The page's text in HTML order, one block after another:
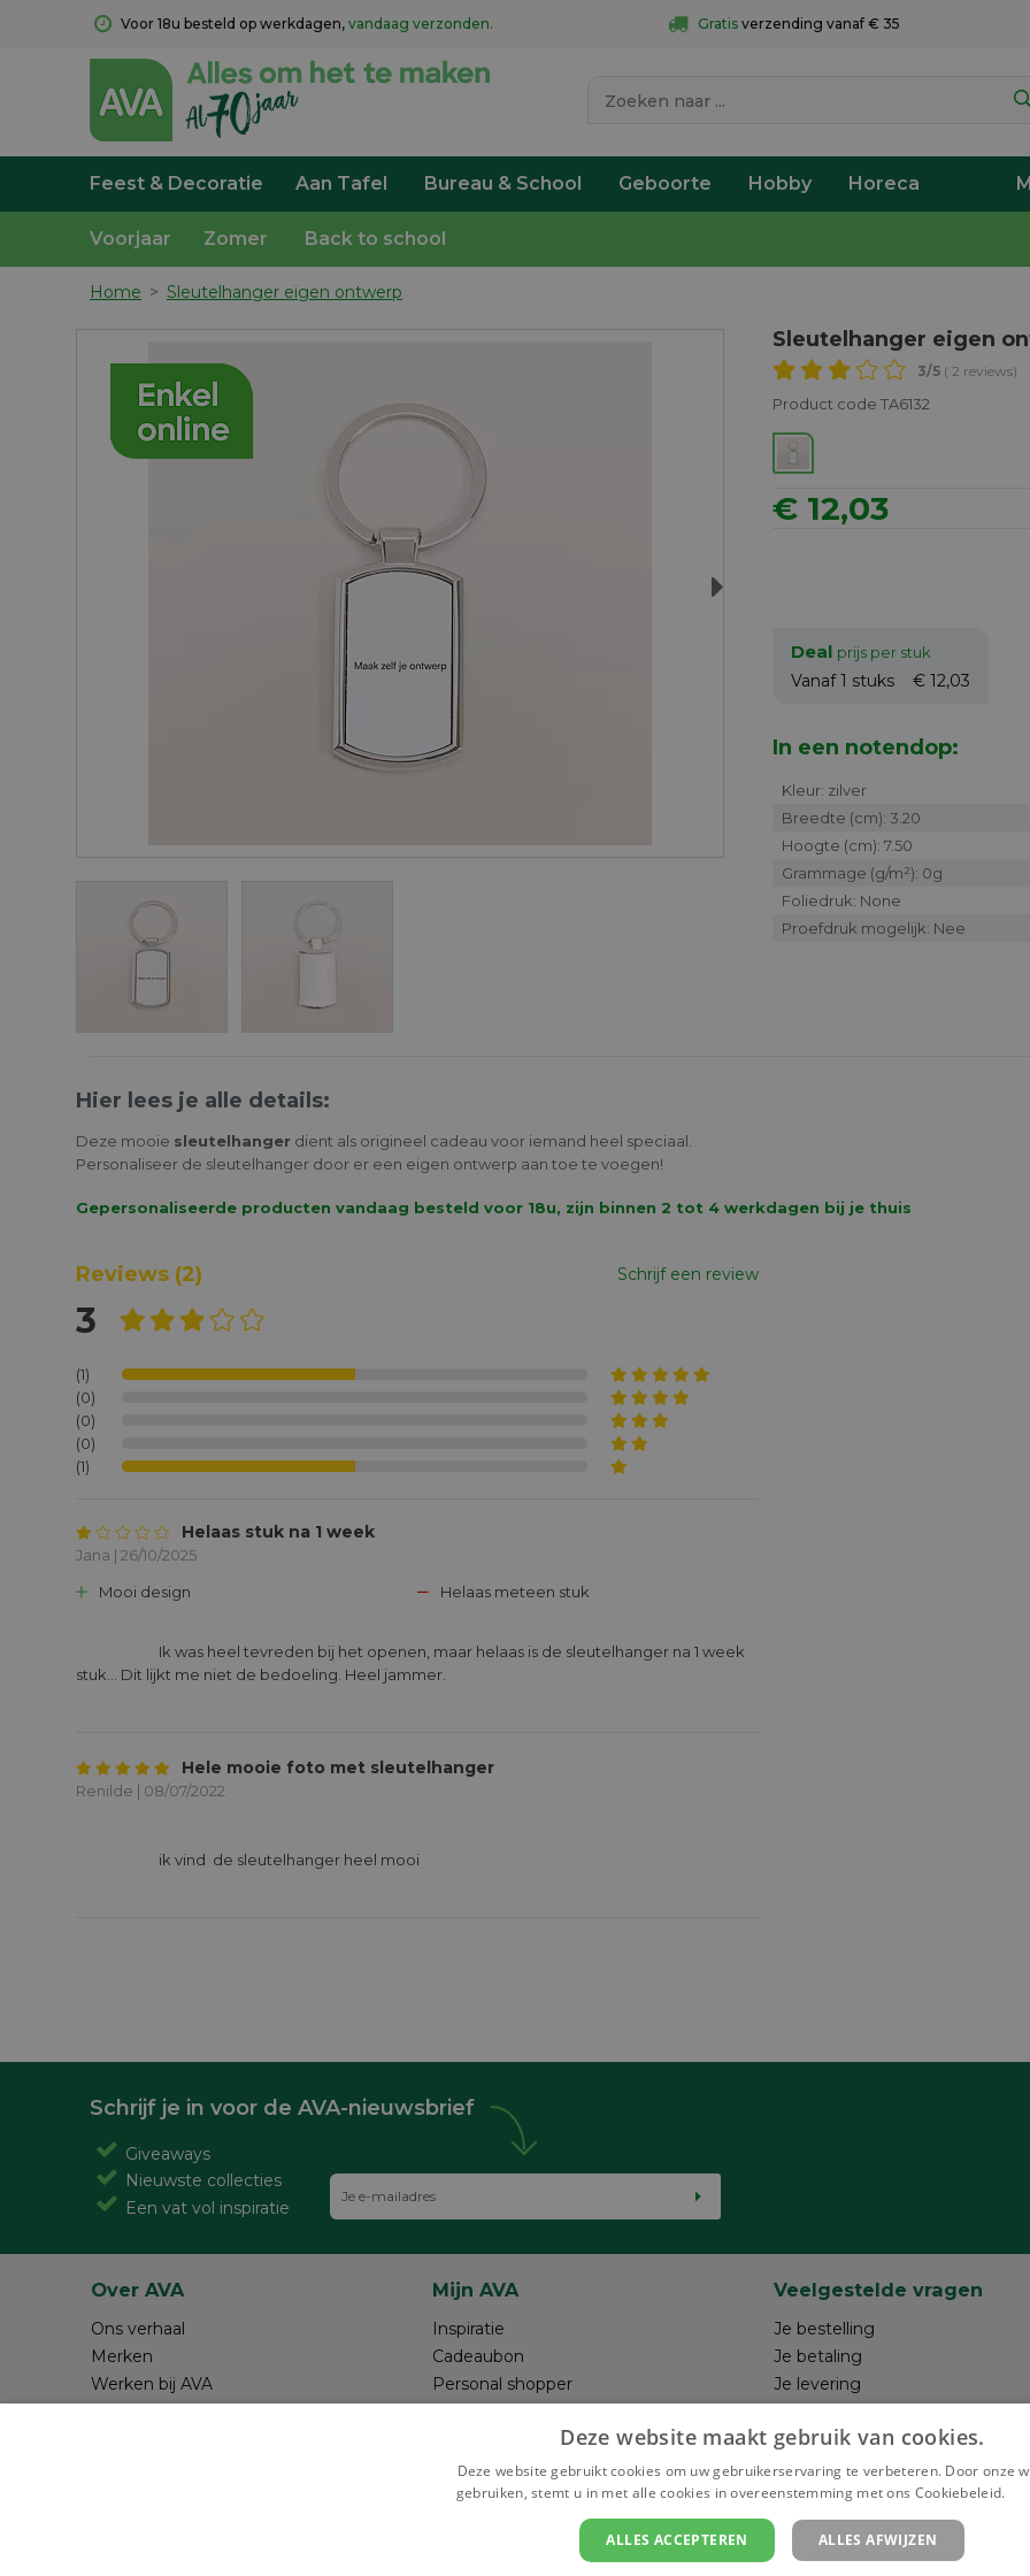
Voor 18u besteld op werkdagen, vandaag verzonden. Gratis verzending vanaf € 35
Feest & Decoratie Aan Tafel Bureau & School Geboorte Hobby Horeca
Voorjaar Zomer Back to school
Home > Sleutelhanger eigen ontwerp
Next
Sleutelhanger eigen
3/5 ( 2 reviews)
Product code TA6132
€ 12,03
Deal prijs per stuk
Vanaf 1 stuks € 12,03
In een notendop:
Kleur: zilver
Breedte (cm): 3.20
Hoogte (cm): 7.50
Grammage (g/m²): 0g
Foliedruk: None
Proefdruk mogelijk: Nee
Hier lees je alle details:
Deze mooie sleutelhanger dient als origineel cadeau voor iemand heel speciaal.
Personaliseer de sleutelhanger door er een eigen ontwerp aan toe te voegen!
Gepersonaliseerde producten vandaag besteld voor 18u, zijn binnen 2 tot 4 werkdagen bij je thuis
Reviews (2) Schrijf een review
3
(1)
(0)
(0)
(0)
(1)
Helaas stuk na 1 week
Jana | 26/10/2025
Mooi design
Helaas meteen stuk
stuk... Dit lijkt me niet de bedoeling. Heel jammer.
Hele mooie foto met sleutelhanger
Renilde | 08/07/2022
Schrijf je in voor de AVA-nieuwsbrief
Giveaways
Nieuwste collecties
Een vat vol inspiratie
Over AVA
Ons verhaal
Merken
Werken bij AVA
Mijn AVA
Inspiratie
Cadeaubon
Personal shopper
Review schrijven
Veelgestelde vragen
Je bestelling
Je betaling
Je levering
Maak je ontwerp
Terugroepacties
Deze website maakt gebruik van cookies.
Deze website gebruikt cookies om uw gebruikerservaring te verbeteren. Door onze
gebruiken, stemt u in met alle cookies in overeenstemming met ons Cookiebeleid.
ALLES ACCEPTEREN ALLES AFWIJZEN